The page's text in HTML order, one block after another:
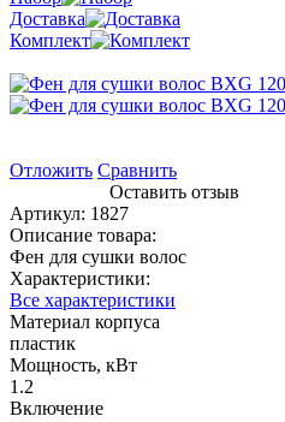
Доставка
Комплект
Отложить Сравнить
Оставить отзыв
Артикул: 1827
Описание товара:
Фен для сушки волос
Характеристики:
Все характеристики
Материал корпуса
пластик
Мощность, кВт
1.2
Включение